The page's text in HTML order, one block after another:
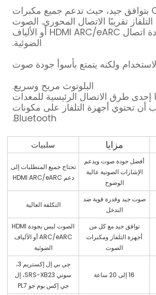
يتمتع Coaxial بتوافق جيد، حيث تدعم جميع مكبرات
تقريبًا الاتصال المحوري. الصوت
ليس بجودة اتصال HDMI ARC/eARC أو الألياف
الضوئية.
البلوتوث مريح وسريع.
إحدى طرق الاتصال الرئيسية للمعدات
أن تحتوي أجهزة التلفاز على مكونات
Bluetooth.
مزايا سلبيات
أفضل جودة صوت ويدعم
الإشارات الصوتية عالية
الوضوح
تحتاج جميع المتطلبات إلى
دعم HDMI ARC/eARC
صوت جيد وقدرة قوية ضد
التدخل
التكلفة العالية
توافق جيد مع كل من
أجهزة التلفاز ومكبرات
الصوت
الصوت ليس بجودة HDMI
ARC/eARC أو الألياف
الضوئية
16 إلى 20 ساعة
جي بي إل إكستريم 3،
سوني SRS-XB23، إل
جي إكس بوم جو PL7